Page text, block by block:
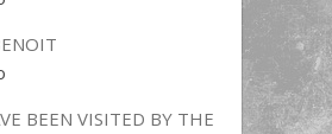
BEEN VISITED BY THE